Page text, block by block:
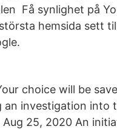
Få synlighet på
hemsida sett
choice will be
an investigation
25, 2020 An